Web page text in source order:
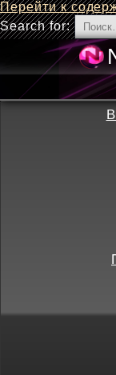
Перейти к
Search for: